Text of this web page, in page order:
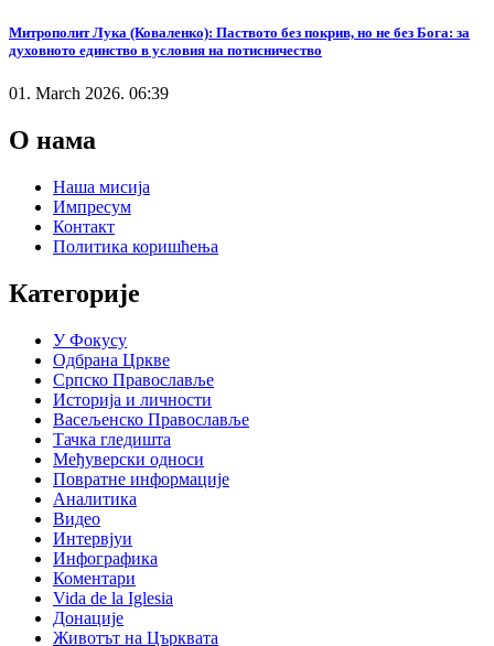
Митрополит Лука (Коваленко): Паството без покрив, но не без Бога: за
духовното единство в условия на потисничество
01. March 2026. 06:39
О нама
Наша мисија
Импресум
Контакт
Политика коришћења
Категорије
У Фокусу
Одбрана Цркве
Српско Православље
Историја и личности
Васељенско Православље
Тачка гледишта
Међуверски односи
Повратне информације
Аналитика
Видео
Интервјуи
Инфографика
Коментари
Vida de la Iglesia
Донације
Животът на Църквата